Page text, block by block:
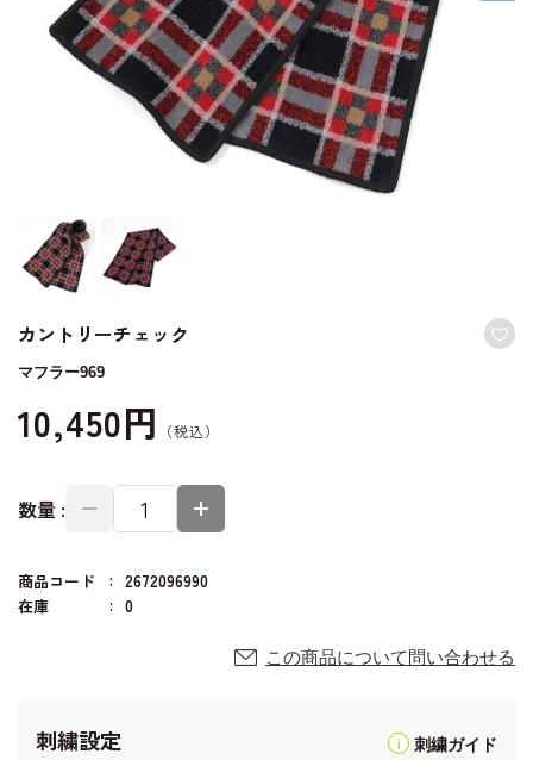
カントリーチェック
マフラー969
10,450円
数量 :
商品コード
2672096990
在庫
0
この商品について問い合わせる
刺繍設定 刺繍ガイド